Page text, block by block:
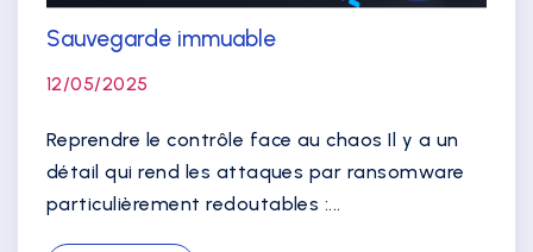
Sauvegarde immuable
12/05/2025
Reprendre le contrôle face au chaos Il y a un
détail qui rend les attaques par ransomware
particulièrement redoutables :...